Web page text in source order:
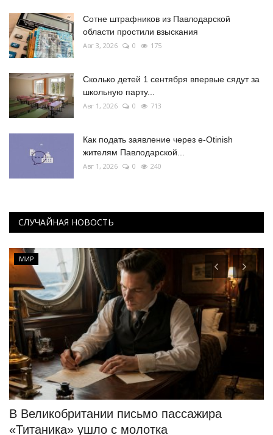
Сотне штрафников из Павлодарской
области простили взыскания
Авг 3, 2026 0 175
Сколько детей 1 сентября впервые сядут за
школьную парту...
Авг 1, 2026 0 713
Как подать заявление через e-Otinish
жителям Павлодарской...
Авг 1, 2026 0 240
СЛУЧАЙНАЯ НОВОСТЬ
МИР
В Великобритании письмо пассажира
«Титаника» ушло с молотка